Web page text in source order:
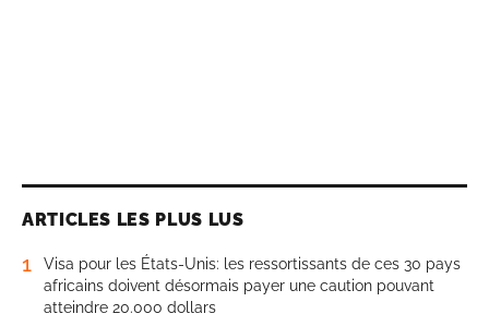
ARTICLES LES PLUS LUS
1
Visa pour les États-Unis: les ressortissants de ces 30 pays
africains doivent désormais payer une caution pouvant
atteindre 20.000 dollars